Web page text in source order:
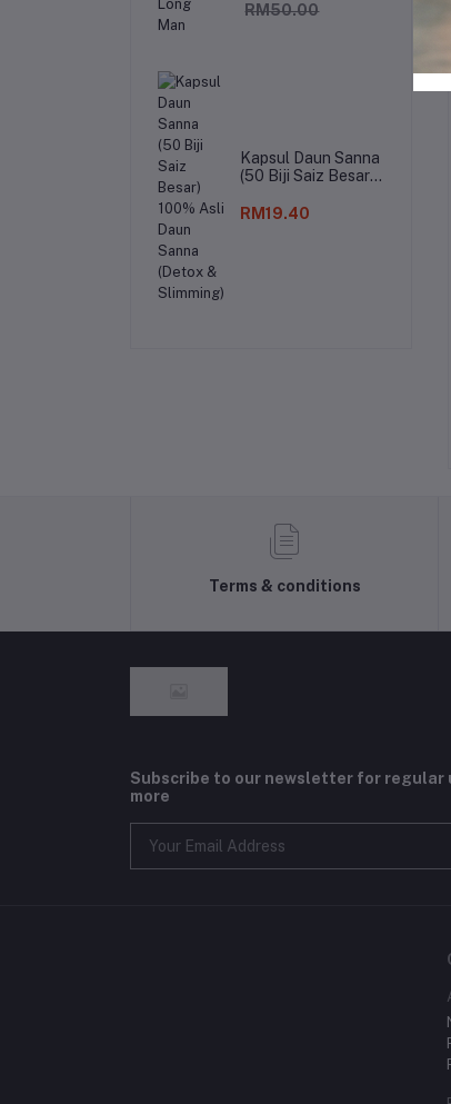
RM50.00
Kapsul Daun Sanna
(50 Biji Saiz Besar)
Sanna (Detox &
RM19.40
Subscribe to our newsletter for regular
more